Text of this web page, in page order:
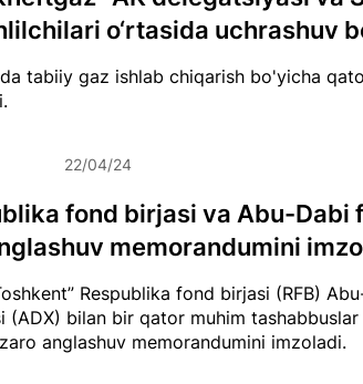
tabiiy gaz ishlab chiqarish bo'yicha
o‘rtasida uchrashuv
Respublika fond birjasi (RFB)
(ADX) bilan bir qator muhim tashabbuslar
anglashuv memorandumini imzoladi.
fond birjasi va Abu-Dabi
memorandumini
22/04/24